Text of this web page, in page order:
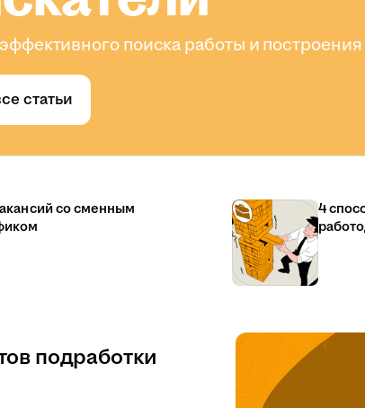
поиска работы и
статьи
со сменным
4
подработки